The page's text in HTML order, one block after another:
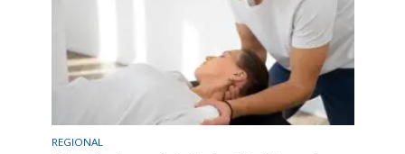
REGIONAL